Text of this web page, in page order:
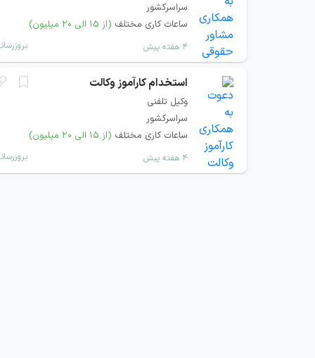
سراسرکشور
ساعات کاری مختلف (از ۱۵ الی ۲۰ میلیون)
۴ هفته پیش
استخدام کارآموز وکالت
وکیل تلفنی
سراسرکشور
ساعات کاری مختلف (از ۱۵ الی ۲۰ میلیون)
۴ هفته پیش